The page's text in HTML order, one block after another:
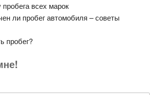
всех марок
ли пробег автомобиля – советы
пробег?